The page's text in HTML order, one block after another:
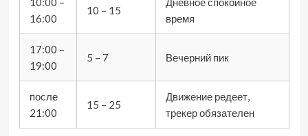
16:00
10 – 15
время
17:00 –
19:00
5 – 7 Вечерний пик
после
21:00
15 – 25
Движение редеет,
трекер обязателен